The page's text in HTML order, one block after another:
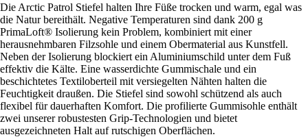
Die Arctic Patrol Stiefel halten Ihre Füße trocken und warm, egal was
die Natur bereithält. Negative Temperaturen sind dank 200 g
PrimaLoft® Isolierung kein Problem, kombiniert mit einer
herausnehmbaren Filzsohle und einem Obermaterial aus Kunstfell.
Neben der Isolierung blockiert ein Aluminiumschild unter dem Fuß
effektiv die Kälte. Eine wasserdichte Gummischale und ein
beschichtetes Textiloberteil mit versiegelten Nähten halten die
Feuchtigkeit draußen. Die Stiefel sind sowohl schützend als auch
flexibel für dauerhaften Komfort. Die profilierte Gummisohle enthält
zwei unserer robustesten Grip-Technologien und bietet
ausgezeichneten Halt auf rutschigen Oberflächen.